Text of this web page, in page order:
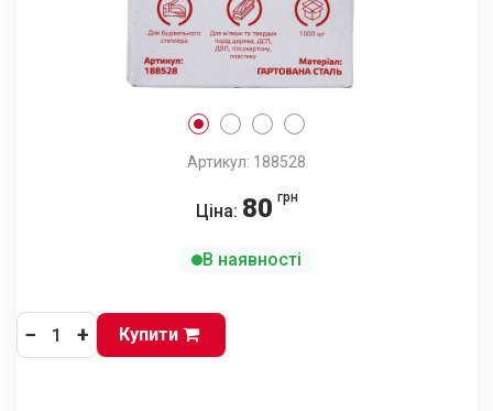
Артикул: 188528
Ціна: 80 грн
В наявності
− + Купити